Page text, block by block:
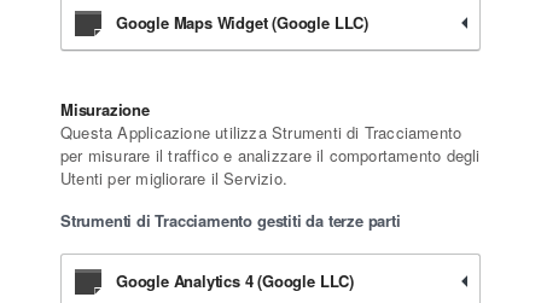
Google Maps Widget (Google LLC)
Misurazione
Questa Applicazione utilizza Strumenti di Tracciamento
per misurare il traffico e analizzare il comportamento degli
Utenti per migliorare il Servizio.
Strumenti di Tracciamento gestiti da terze parti
Google Analytics 4 (Google LLC)